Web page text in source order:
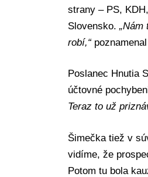
strany – PS, KDH,
Slovensko. „Nám
robí,“
Poslanec Hnutia
účtovné
Teraz to už
Šimečka tiež v
vidíme, že
Potom tu bola